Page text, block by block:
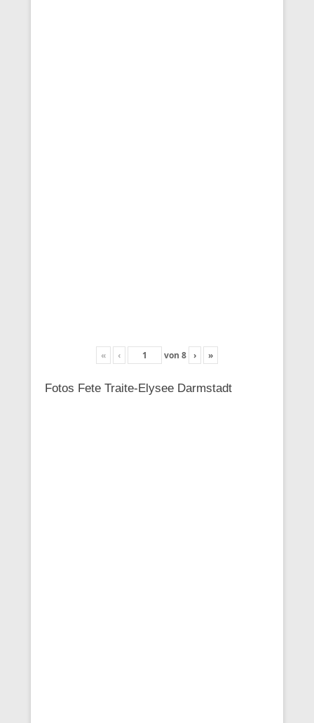
« ‹ von 8 › »
Fotos Fete Traite-Elysee Darmstadt